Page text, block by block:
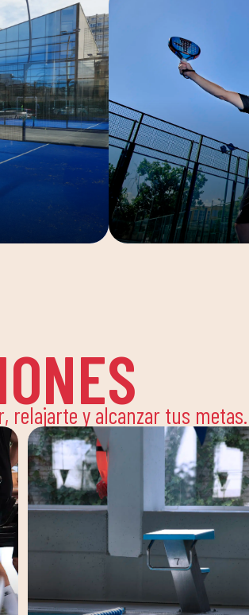
relajarte y alcanzar tus metas.